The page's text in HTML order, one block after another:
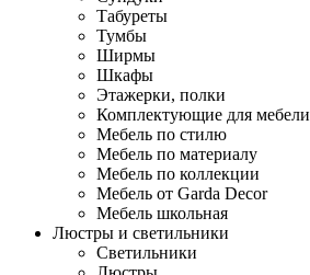
Табуреты
Тумбы
Ширмы
Шкафы
Этажерки, полки
Комплектующие для мебели
Мебель по стилю
Мебель по материалу
Мебель по коллекции
Мебель от Garda Decor
Мебель школьная
Люстры и светильники
Светильники